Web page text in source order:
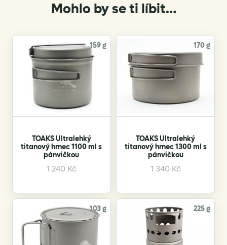
Mohlo by se ti líbit…
159 g
TOAKS Ultralehký
titanový hrnec 1100 ml s
pánvičkou
1 240 Kč
170 g
TOAKS Ultralehký
titanový hrnec 1300 ml s
pánvičkou
1 340 Kč
103 g 225 g